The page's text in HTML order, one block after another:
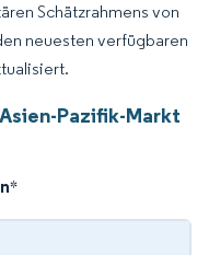
Schätzrahmens von
neuesten verfügbaren
Pazifik-Markt
*